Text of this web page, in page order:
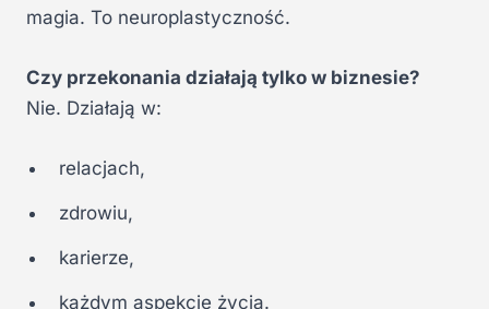
magia. To neuroplastyczność.
Czy przekonania działają tylko w biznesie?
Nie. Działają w:
relacjach,
zdrowiu,
karierze,
każdym aspekcie życia.